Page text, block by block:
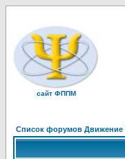
сайт ФППМ
Список форумов Движение